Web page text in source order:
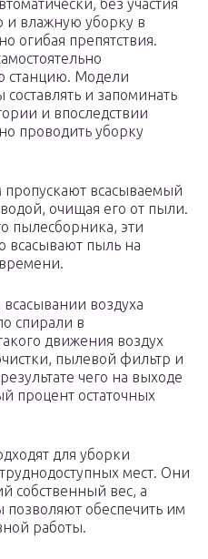
без участия
и влажную уборку в
огибая препятствия.
станцию. Модели
и запоминать
и впоследствии
проводить уборку
всасываемый
очищая его от пыли.
пылесборника, эти
всасывают пыль на
воздуха
спирали в
движения воздух
пылевой фильтр и
чего на выходе
процент остаточных
для уборки
мест. Они
собственный вес, а
обеспечить им
работы.